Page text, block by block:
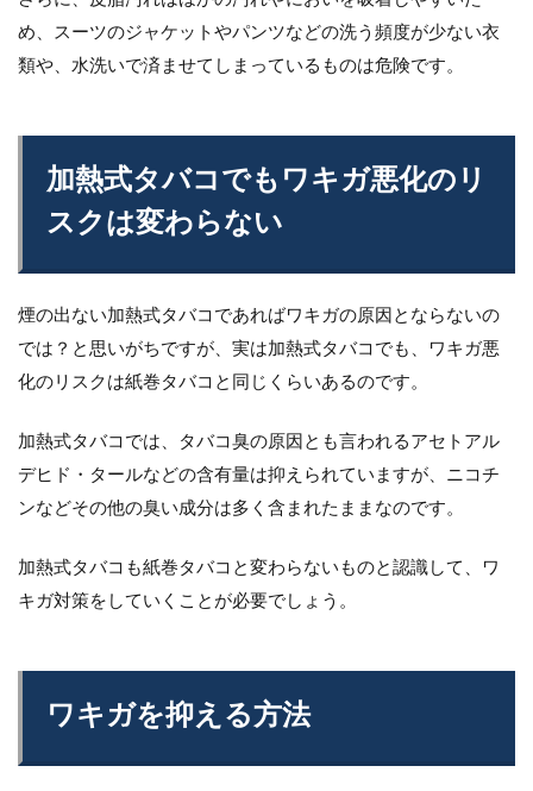
め、スーツのジャケットやパンツなどの洗う頻度が少ない衣
類や、水洗いで済ませてしまっているものは危険です。
加熱式タバコでもワキガ悪化のリ
スクは変わらない
煙の出ない加熱式タバコであればワキガの原因とならないの
では？と思いがちですが、実は加熱式タバコでも、ワキガ悪
化のリスクは紙巻タバコと同じくらいあるのです。
加熱式タバコでは、タバコ臭の原因とも言われるアセトアル
デヒド・タールなどの含有量は抑えられていますが、ニコチ
ンなどその他の臭い成分は多く含まれたままなのです。
加熱式タバコも紙巻タバコと変わらないものと認識して、ワ
キガ対策をしていくことが必要でしょう。
ワキガを抑える方法